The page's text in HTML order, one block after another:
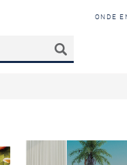
ONDE